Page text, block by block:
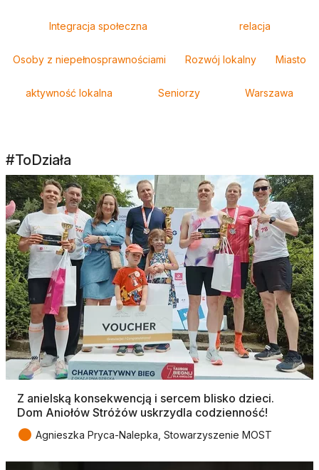
Integracja społeczna relacja
Osoby z niepełnosprawnościami Rozwój lokalny Miasto
aktywność lokalna Seniorzy Warszawa
#ToDziała
Z anielską konsekwencją i sercem blisko dzieci.
Dom Aniołów Stróżów uskrzydla codzienność!
● Agnieszka Pryca-Nalepka, Stowarzyszenie MOST